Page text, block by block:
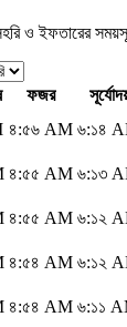
ও ইফতারের
ফজর
৪:৫৬ AM ৬:১৪
৪:৫৫ AM ৬:১৩
৪:৫৫ AM ৬:১২
৪:৫৪ AM ৬:১২
৪:৫৪ AM ৬:১১